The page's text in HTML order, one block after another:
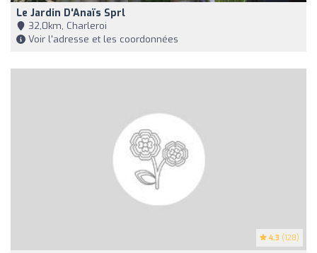
Le Jardin D'Anaïs Sprl
32,0km, Charleroi
Voir l'adresse et les coordonnées
4.3 (128)